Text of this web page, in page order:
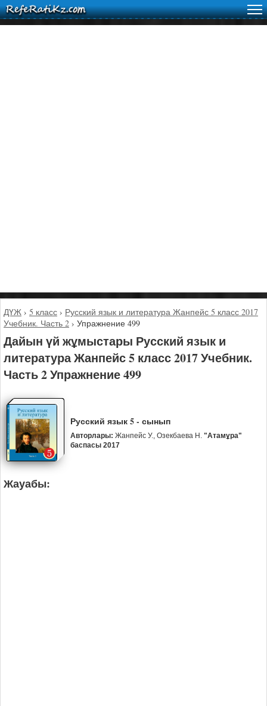
ДҮЖ › 5 класс › Русский язык и литература Жанпейс 5 класс 2017
Учебник. Часть 2 › Упражнение 499
Дайын үй жұмыстары Русский язык и
литература Жанпейс 5 класс 2017 Учебник.
Часть 2 Упражнение 499
Русский язык 5 - сынып
Авторлары: Жанпейс У., Озекбаева Н. "Атамұра"
баспасы 2017
Жауабы: